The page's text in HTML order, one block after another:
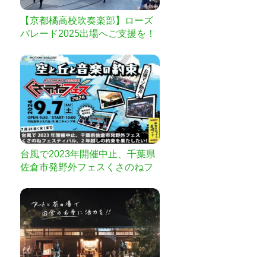
【京都橘高校吹奏楽部】ローズ
パレード2025出場へご支援を！
台風で2023年開催中止、千葉県
佐倉市発野外フェスくさのねフ
を果たしたい！